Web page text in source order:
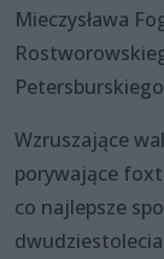
Mieczysława
Wzruszające
porywające
co najlepsze